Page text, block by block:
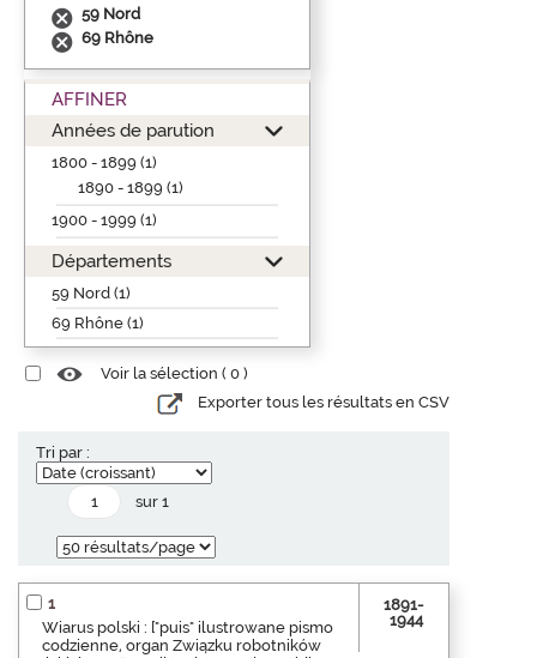
59 Nord
69 Rhône
AFFINER
Années de parution
1800 - 1899 (1)
1890 - 1899 (1)
1900 - 1999 (1)
Départements
59 Nord (1)
69 Rhône (1)
Voir la sélection ( 0 )
Exporter tous les résultats en CSV
Tri par :
sur 1
1
Wiarus polski : ["puis" ilustrowane pismo
codzienne, organ Związku robotników
1891-
1944